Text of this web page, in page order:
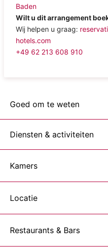
Baden
Wilt u dit arrangement
Wij helpen u graag:
hotels.com
+49 62 213 608 910
Goed om te weten
Diensten & activiteiten
Kamers
Locatie
Restaurants & Bars